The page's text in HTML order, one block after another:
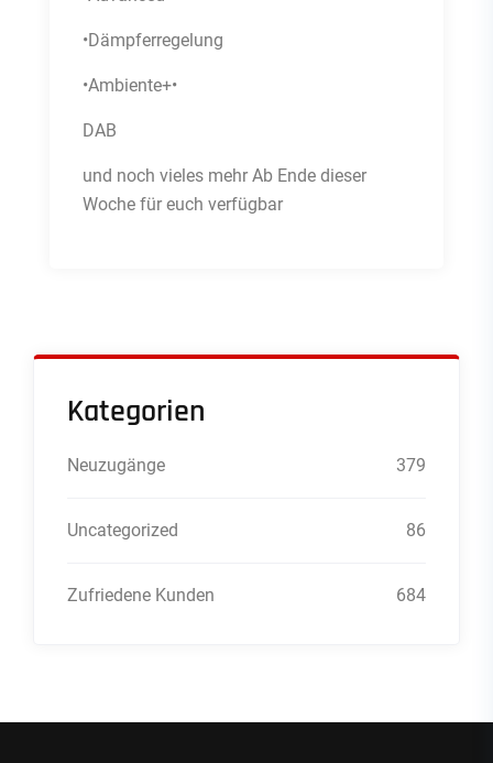
•Dämpferregelung
•Ambiente+•
DAB
und noch vieles mehr Ab Ende dieser
Woche für euch verfügbar
Kategorien
Neuzugänge 379
Uncategorized 86
Zufriedene Kunden 684